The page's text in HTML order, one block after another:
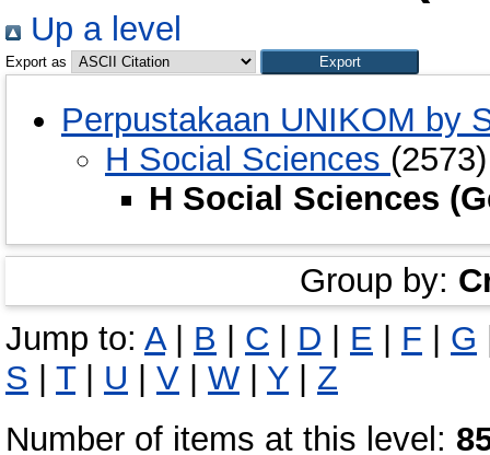
Up a level
Export as
Perpustakaan UNIKOM by
H Social Sciences (2573)
H Social Sciences
Group by:
Jump to: A| B | C | D | E | F | G
S | T| U | V | W | Y | Z
Number of items at this level: